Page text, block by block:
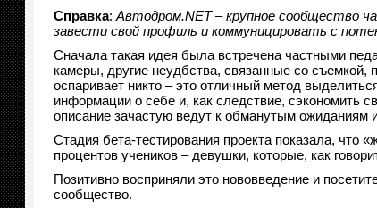
Справка: Автодром.NET – крупное сообщество
завести свой профиль и коммуницировать с
Сначала такая идея была встречена частными
камеры, другие неудбства, связанные со съемкой,
оспаривает никто – это отличный метод
информации о себе и, как следствие, сэкономить
описание зачастую ведут к обманутым ожиданиям
Стадия бета-тестирования проекта показала, что
процентов учеников – девушки, которые, как
Позитивно восприняли это нововведение и
сообщество.